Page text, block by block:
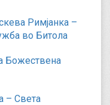
Римјанка –
во Битола
Божествена
– Света